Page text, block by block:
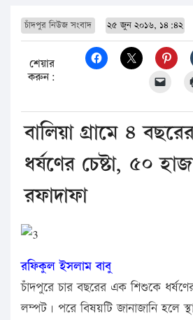
চাঁদপুর নিউজ সংবাদ ২৫ জুন ২০১৬, ১৪:৪২
শেয়ার
করুন:
বালিয়া গ্রামে ৪
ধর্ষণের চেষ্টা, ৫০
রফাদাফা
রফিকুল ইসলাম বাবু
চাঁদপুরে চার বছরের এক শিশুকে
লম্পট। পরে বিষয়টি জানাজানি হলে